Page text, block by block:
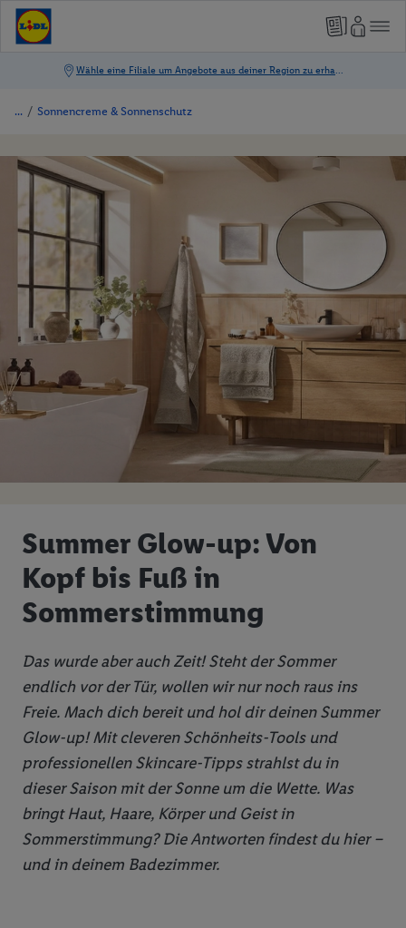
/ Sonnencreme & Sonnenschutz
Summer Glow-up: Von
Kopf bis Fuß in
Sommerstimmung
Das wurde aber auch Zeit! Steht der Sommer
endlich vor der Tür, wollen wir nur noch raus ins
Freie. Mach dich bereit und hol dir deinen Summer
Glow-up! Mit cleveren Schönheits-Tools und
professionellen Skincare-Tipps strahlst du in
dieser Saison mit der Sonne um die Wette. Was
bringt Haut, Haare, Körper und Geist in
Sommerstimmung? Die Antworten findest du hier –
und in deinem Badezimmer.